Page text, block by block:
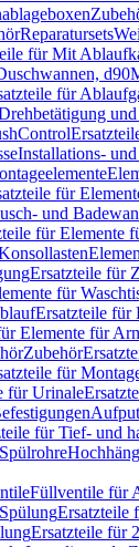
Reparatursets
für Mit
d90
für
Installations-
für
und
für Elemente
Ersatzteile für
für
Ersatzteile für
Elemente für
Zubehör
für
für Urinale
für Tief- und
Füllventile für
Ersatzteile
Ersatzteile für